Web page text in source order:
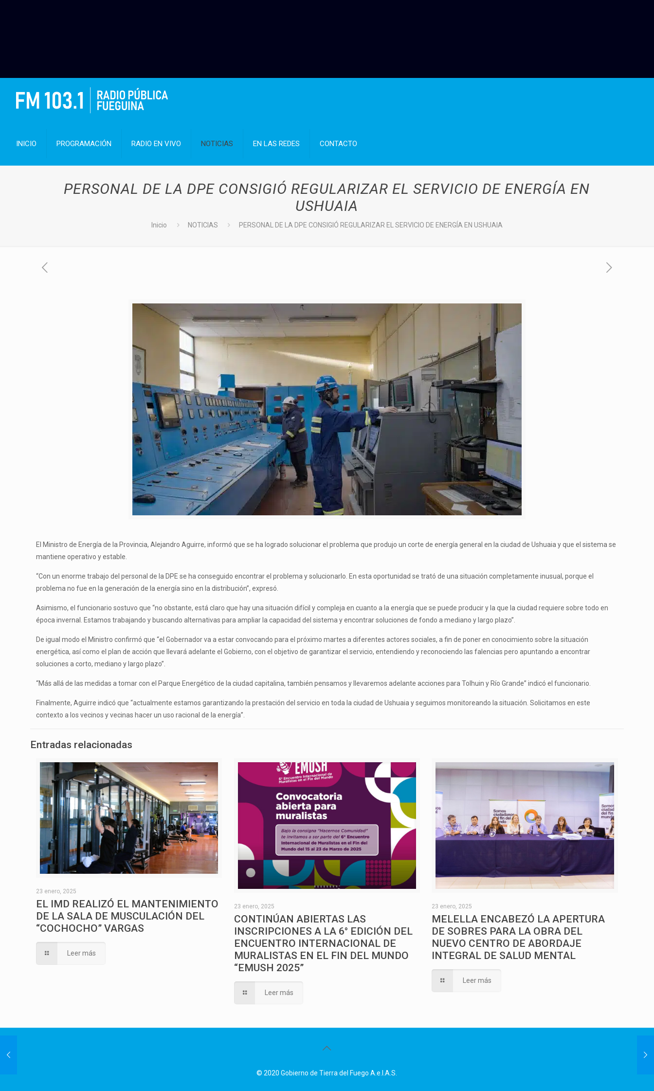
INICIO PROGRAMACIÓN RADIO EN VIVO NOTICIAS EN LAS REDES CONTACTO
PERSONAL DE LA DPE CONSIGIÓ REGULARIZAR EL SERVICIO DE ENERGÍA EN
USHUAIA
Inicio NOTICIAS PERSONAL DE LA DPE CONSIGIÓ REGULARIZAR EL SERVICIO DE ENERGÍA EN USHUAIA
El Ministro de Energía de la Provincia, Alejandro Aguirre, informó que se ha logrado solucionar el problema que produjo un corte de energía general en la ciudad de Ushuaia y que el sistema se
mantiene operativo y estable.
“Con un enorme trabajo del personal de la DPE se ha conseguido encontrar el problema y solucionarlo. En esta oportunidad se trató de una situación completamente inusual, porque el
problema no fue en la generación de la energía sino en la distribución”, expresó.
Asimismo, el funcionario sostuvo que “no obstante, está claro que hay una situación difícil y compleja en cuanto a la energía que se puede producir y la que la ciudad requiere sobre todo en
época invernal. Estamos trabajando y buscando alternativas para ampliar la capacidad del sistema y encontrar soluciones de fondo a mediano y largo plazo”.
De igual modo el Ministro confirmó que “el Gobernador va a estar convocando para el próximo martes a diferentes actores sociales, a fin de poner en conocimiento sobre la situación
energética, así como el plan de acción que llevará adelante el Gobierno, con el objetivo de garantizar el servicio, entendiendo y reconociendo las falencias pero apuntando a encontrar
soluciones a corto, mediano y largo plazo”.
“Más allá de las medidas a tomar con el Parque Energético de la ciudad capitalina, también pensamos y llevaremos adelante acciones para Tolhuin y Río Grande” indicó el funcionario.
Finalmente, Aguirre indicó que “actualmente estamos garantizando la prestación del servicio en toda la ciudad de Ushuaia y seguimos monitoreando la situación. Solicitamos en este
contexto a los vecinos y vecinas hacer un uso racional de la energía”.
Entradas relacionadas
23 enero, 2025
EL IMD REALIZÓ EL MANTENIMIENTO
DE LA SALA DE MUSCULACIÓN DEL
“COCHOCHO” VARGAS
Leer más
23 enero, 2025
CONTINÚAN ABIERTAS LAS
INSCRIPCIONES A LA 6° EDICIÓN DEL
ENCUENTRO INTERNACIONAL DE
MURALISTAS EN EL FIN DEL MUNDO
“EMUSH 2025”
Leer más
23 enero, 2025
MELELLA ENCABEZÓ LA APERTURA
DE SOBRES PARA LA OBRA DEL
NUEVO CENTRO DE ABORDAJE
INTEGRAL DE SALUD MENTAL
Leer más
© 2020 Gobierno de Tierra del Fuego A.e.I.A.S.